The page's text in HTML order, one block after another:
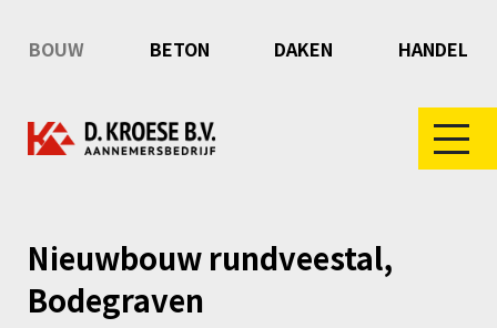
BOUW BETON DAKEN HANDEL
Nieuwbouw rundveestal,
Bodegraven